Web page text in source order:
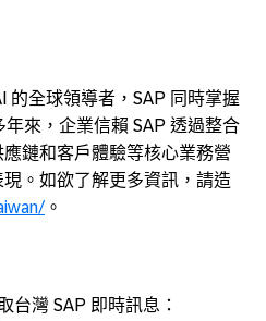
的全球領導者，SAP 同時掌握
來，企業信賴 SAP 透過整合
鏈和客戶體驗等核心業務營
。如欲了解更多資訊，請造
。
台灣 SAP 即時訊息：